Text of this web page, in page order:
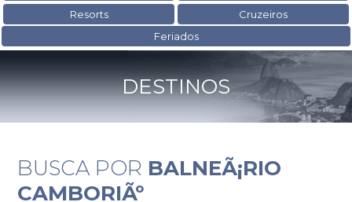
Resorts
Cruzeiros
Feriados
DESTINOS
BUSCA POR BALNEÃ¡RIO
CAMBORIÃº